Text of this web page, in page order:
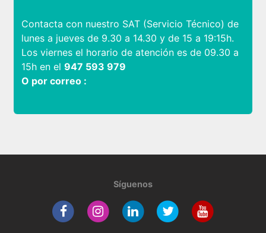
Contacta con nuestro SAT (Servicio Técnico) de
lunes a jueves de 9.30 a 14.30 y de 15 a 19:15h.
Los viernes el horario de atención es de 09.30 a
15h en el 947 593 979
O por correo :
Síguenos